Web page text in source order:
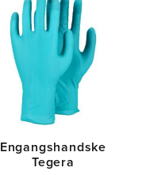
Engangshandske
Tegera